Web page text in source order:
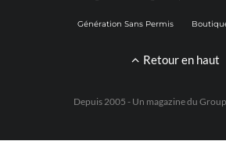
Génération Sans Permis
Retour en haut
Depuis 2005 - Un magazine du